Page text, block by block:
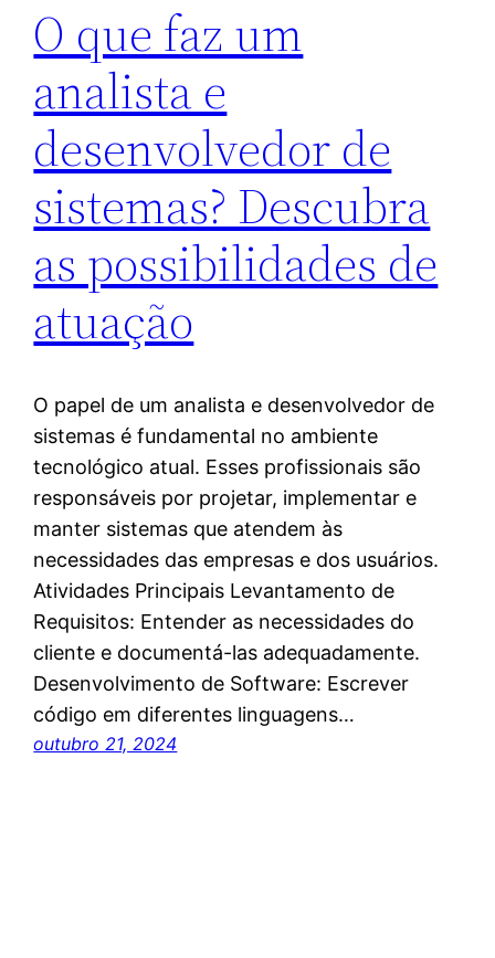
O que faz um
analista e
desenvolvedor de
sistemas? Descubra
as possibilidades de
atuação
O papel de um analista e desenvolvedor de
sistemas é fundamental no ambiente
tecnológico atual. Esses profissionais são
responsáveis por projetar, implementar e
manter sistemas que atendem às
necessidades das empresas e dos usuários.
Atividades Principais Levantamento de
Requisitos: Entender as necessidades do
cliente e documentá-las adequadamente.
Desenvolvimento de Software: Escrever
código em diferentes linguagens…
outubro 21, 2024